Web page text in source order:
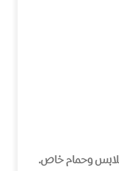
وحمام خاص.